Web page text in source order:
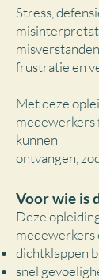
Stress,
misverstanden,
frustratie en
Met deze
medewerkers
kunnen
ontvangen,
Voor wie is
Deze
medewerkers
dichtklappen
snel